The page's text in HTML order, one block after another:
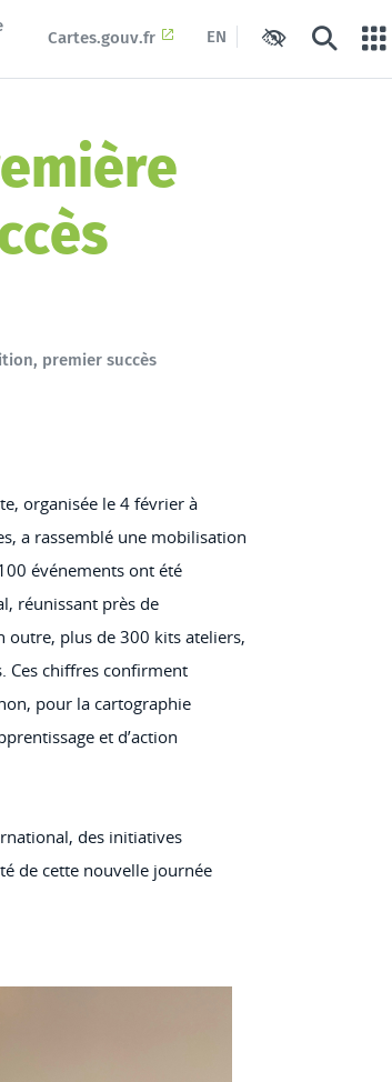
Cartes.gouv.fr EN
Paramètres
premier succès
organisée le 4 février à
a rassemblé une mobilisation
événements ont été
réunissant près de
outre, plus de 300 kits ateliers,
Ces chiffres confirment
pour la cartographie
et d’action
des initiatives
de cette nouvelle journée